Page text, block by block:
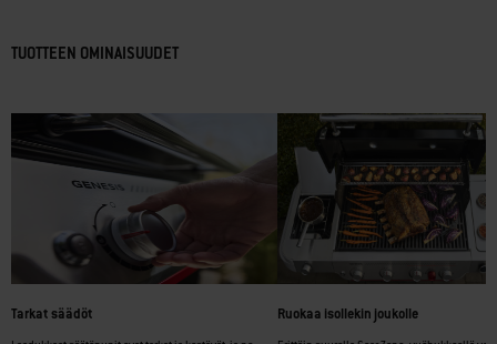
TUOTTEEN OMINAISUUDET
Tarkat säädöt Ruokaa isollekin joukolle